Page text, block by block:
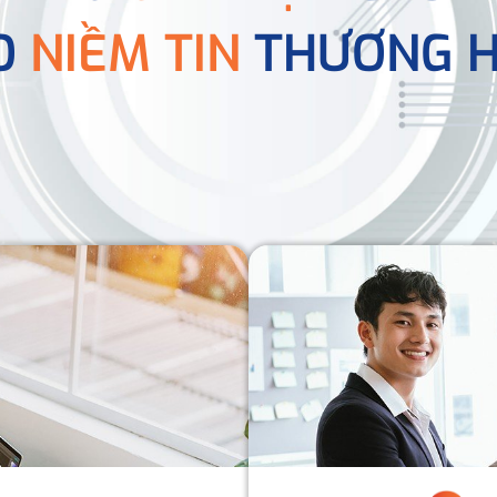
NIỀM TIN THƯƠNG